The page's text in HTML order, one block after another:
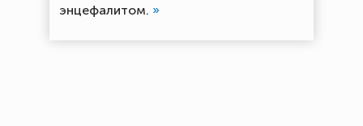
энцефалитом. »